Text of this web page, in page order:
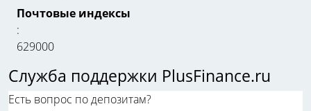
Почтовые индексы
:
629000
Служба поддержки PlusFinance.ru
Есть вопрос по депозитам?